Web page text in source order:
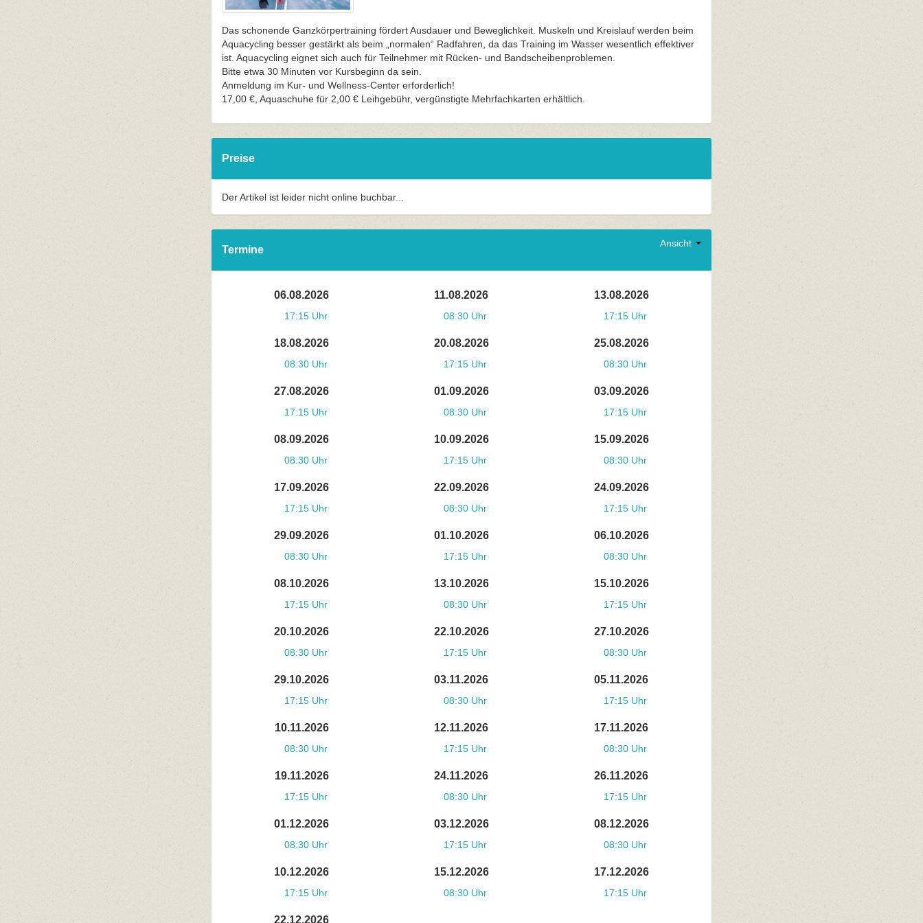
Das schonende Ganzkörpertraining fördert Ausdauer und Beweglichkeit. Muskeln und Kreislauf werden beim
Aquacycling besser gestärkt als beim „normalen“ Radfahren, da das Training im Wasser wesentlich effektiver
ist. Aquacycling eignet sich auch für Teilnehmer mit Rücken- und Bandscheibenproblemen.
Bitte etwa 30 Minuten vor Kursbeginn da sein.
Anmeldung im Kur- und Wellness-Center erforderlich!
17,00 €, Aquaschuhe für 2,00 € Leihgebühr, vergünstigte Mehrfachkarten erhältlich.
Preise
Der Artikel ist leider nicht online buchbar...
Ansicht
Termine
06.08.2026
17:15 Uhr
11.08.2026
08:30 Uhr
13.08.2026
17:15 Uhr
18.08.2026
08:30 Uhr
20.08.2026
17:15 Uhr
25.08.2026
08:30 Uhr
27.08.2026
17:15 Uhr
01.09.2026
08:30 Uhr
03.09.2026
17:15 Uhr
08.09.2026
08:30 Uhr
10.09.2026
17:15 Uhr
15.09.2026
08:30 Uhr
17.09.2026
17:15 Uhr
22.09.2026
08:30 Uhr
24.09.2026
17:15 Uhr
29.09.2026
08:30 Uhr
01.10.2026
17:15 Uhr
06.10.2026
08:30 Uhr
08.10.2026
17:15 Uhr
13.10.2026
08:30 Uhr
15.10.2026
17:15 Uhr
20.10.2026
08:30 Uhr
22.10.2026
17:15 Uhr
27.10.2026
08:30 Uhr
29.10.2026
17:15 Uhr
03.11.2026
08:30 Uhr
05.11.2026
17:15 Uhr
10.11.2026
08:30 Uhr
12.11.2026
17:15 Uhr
17.11.2026
08:30 Uhr
19.11.2026
17:15 Uhr
24.11.2026
08:30 Uhr
26.11.2026
17:15 Uhr
01.12.2026
08:30 Uhr
03.12.2026
17:15 Uhr
08.12.2026
08:30 Uhr
10.12.2026
17:15 Uhr
15.12.2026
08:30 Uhr
17.12.2026
17:15 Uhr
22.12.2026